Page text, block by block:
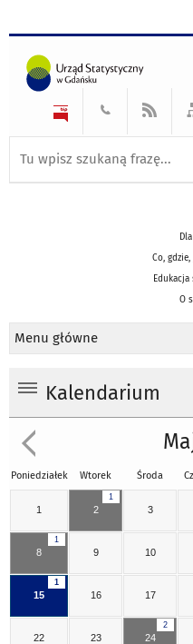
Co,
O
Menu główne
Kalendarium
Poniedziałek Wtorek Środa
1
1
2 3
1
8 9 10
1
15 16 17
22 23
2
24